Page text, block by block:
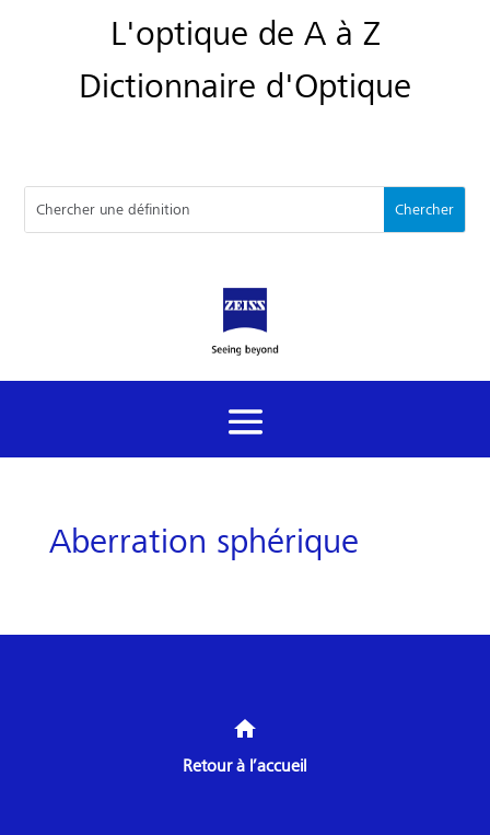
L'optique de A à Z
Dictionnaire d'Optique
Aberration sphérique
home
Retour à l’accueil